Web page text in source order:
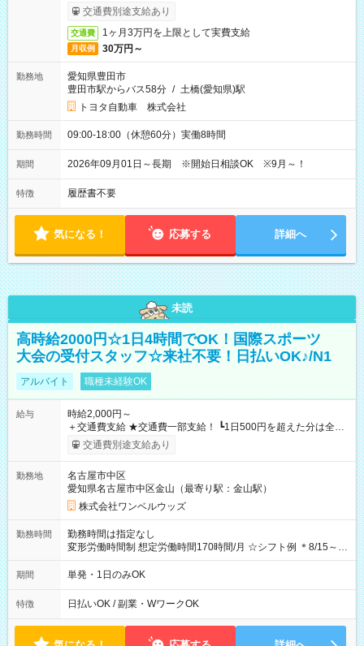
交通費別途支給あり
交通費 1ヶ月3万円を上限として実費支給
月収例 30万円～
勤務地
愛知県豊田市
豊田市駅からバス58分 / 土橋(愛知県)駅
トヨタ自動車 株式会社
勤務時間 09:00-18:00（休憩60分）実働8時間
期間 2026年09月01日～長期 ※開始日相談OK ※9月～！
特徴 履歴書不要
気になる！ 応募する 詳細へ
未読
高時給2000円☆1日4時間でOK！国際スポーツ
大会の受付スタッフ☆来社不要！日払いOK♪/N1
アルバイト 職種未経験OK
給与
時給2,000円～
＋交通費支給 ★交通費一部支給！ ┗1日500円を超えた分は全額
支給！ ※往復500円以内の方は自己負担となります ★日払い
OK！（規定あり） ┗働いたその日に現金GET♪ お仕事後はコン
期間なし
交通費別途支給あり
勤務地
名古屋市中区
愛知県名古屋市中区金山（最寄り駅：金山駅）
株式会社ワンベルウッズ
勤務時間
勤務時間は指定なし
変形労働時間制 想定労働時間170時間/月 ☆シフト例 ＊8/15～
10/26 全日共通 08：00～12：00 17：00～21：00 ＊8/31
～9/19のみ下記シフトもあります！ 12：00～16：00 ＊9/6～
00
期間 単発・1日のみOK
特徴 日払いOK / 副業・WワークOK